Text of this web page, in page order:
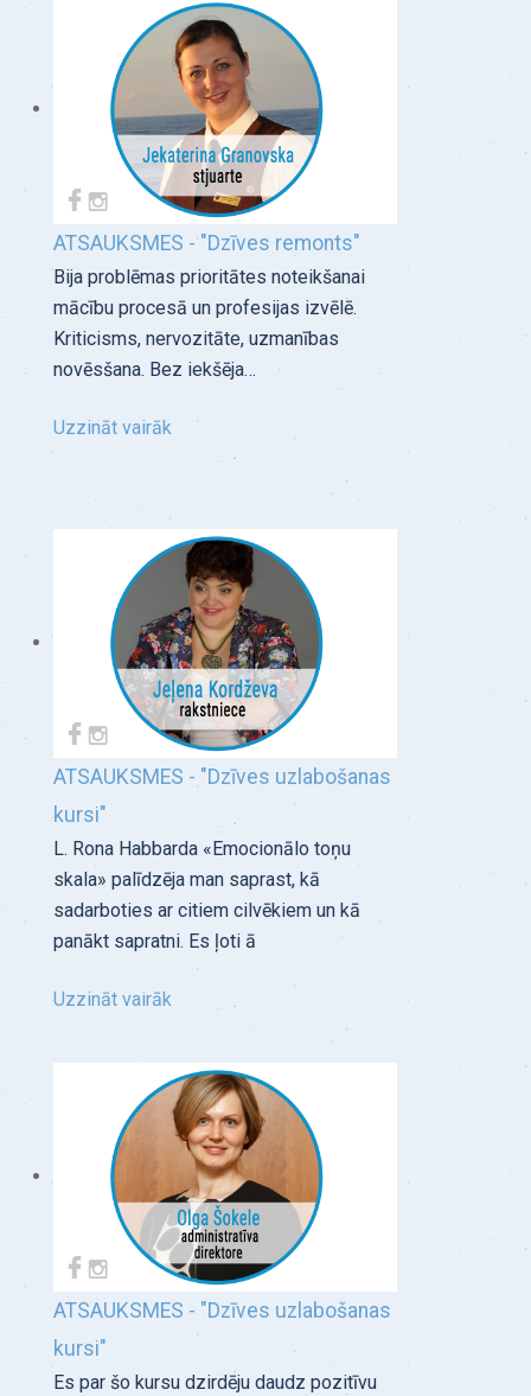
ATSAUKSMES - "Dzīves remonts"
Bija problēmas prioritātes noteikšanai
mācību procesā un profesijas izvēlē.
Kriticisms, nervozitāte, uzmanības
novēsšana. Bez iekšēja…
Uzzināt vairāk
ATSAUKSMES - "Dzīves uzlabošanas
kursi"
L. Rona Habbarda «Emocionālo toņu
skala» palīdzēja man saprast, kā
sadarboties ar citiem cilvēkiem un kā
panākt sapratni. Es ļoti ā
Uzzināt vairāk
ATSAUKSMES - "Dzīves uzlabošanas
kursi"
Es par šo kursu dzirdēju daudz pozitīvu